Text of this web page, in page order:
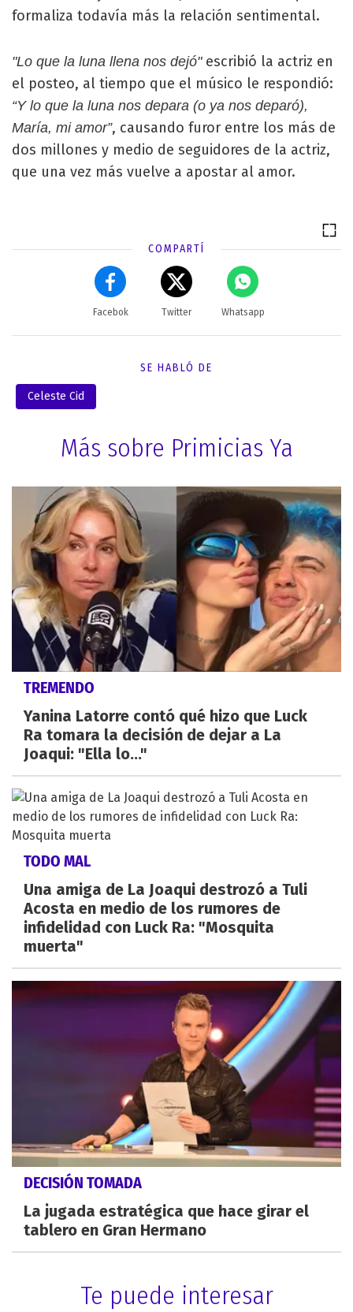
formaliza todavía más la relación sentimental.
"Lo que la luna llena nos dejó"escribió la actriz en
el posteo, al tiempo que el músico le respondió:
“Y lo que la luna nos depara (o ya nos deparó),
María, mi amor”, causando furor entre los más de
dos millones y medio de seguidores de la actriz,
que una vez más vuelve a apostar al amor.
COMPARTÍ
Facebok Twitter Whatsapp
SE HABLÓ DE
Celeste Cid
Más sobre Primicias Ya
TREMENDO
Yanina Latorre contó qué hizo que Luck
Ra tomara la decisión de dejar a La
Joaqui: "Ella lo..."
TODO MAL
Una amiga de La Joaqui destrozó a Tuli
Acosta en medio de los rumores de
infidelidad con Luck Ra: "Mosquita
muerta"
DECISIÓN TOMADA
La jugada estratégica que hace girar el
tablero en Gran Hermano
Te puede interesar